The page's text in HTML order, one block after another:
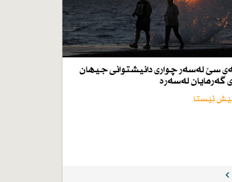
سێ لەسەر چواری دانیشتوانی جیهان
گەرمایان لەسەرە